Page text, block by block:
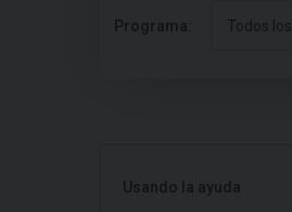
Programa: Todos
Usando la ayuda